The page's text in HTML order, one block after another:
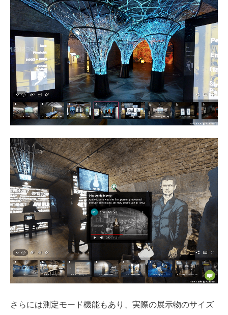
さらには測定モード機能もあり、実際の展示物のサイズ